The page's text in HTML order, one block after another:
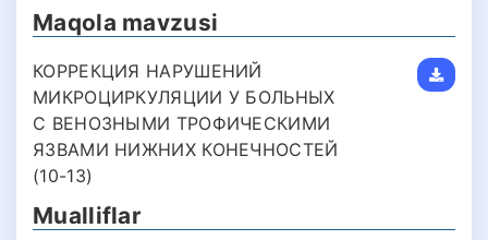
Maqola mavzusi
КОРРЕКЦИЯ НАРУШЕНИЙ
МИКРОЦИРКУЛЯЦИИ У БОЛЬНЫХ
С ВЕНОЗНЫМИ ТРОФИЧЕСКИМИ
ЯЗВАМИ НИЖНИХ КОНЕЧНОСТЕЙ
(10-13)
Mualliflar